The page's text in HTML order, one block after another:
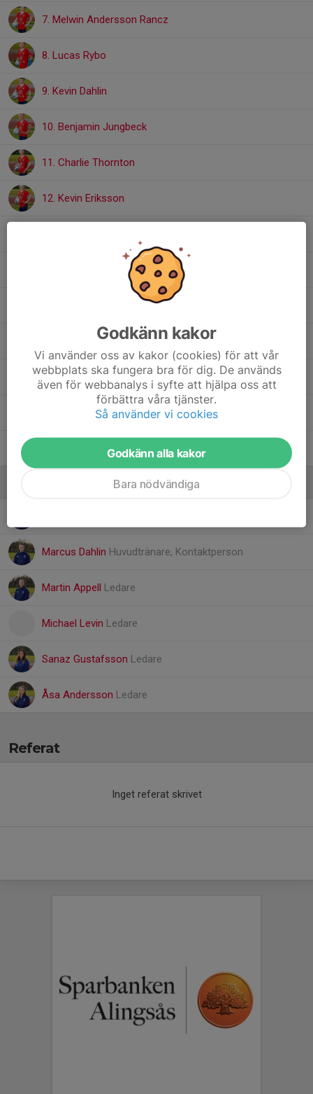
7. Melwin Andersson Rancz
8. Lucas Rybo
9. Kevin Dahlin
10. Benjamin Jungbeck
11. Charlie Thornton
12. Kevin Eriksson
22. Oliwer Gimpel
27. Theo Mörk
29. Oscar Wigermo
34. Simon Torres
Marcus Dahlin Huvudtränare, Kontaktperson
Martin Appell Ledare
Michael Levin Ledare
Sanaz Gustafsson Ledare
Åsa Andersson Ledare
Referat
Inget referat skrivet
Godkänn kakor
Vi använder oss av kakor (cookies) för att vår
webbplats ska fungera bra för dig. De används
även för webbanalys i syfte att hjälpa oss att
förbättra våra tjänster.
Så använder vi cookies
Godkänn alla kakor
Bara nödvändiga